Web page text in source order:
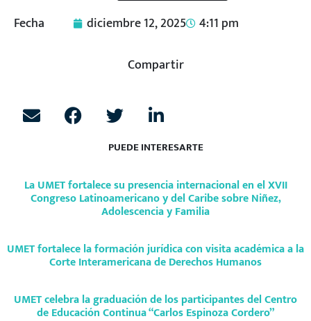
Fecha diciembre 12, 2025 4:11 pm
Compartir
PUEDE INTERESARTE
La UMET fortalece su presencia internacional en el XVII
Congreso Latinoamericano y del Caribe sobre Niñez,
Adolescencia y Familia
UMET fortalece la formación jurídica con visita académica a la
Corte Interamericana de Derechos Humanos
UMET celebra la graduación de los participantes del Centro
de Educación Continua “Carlos Espinoza Cordero”